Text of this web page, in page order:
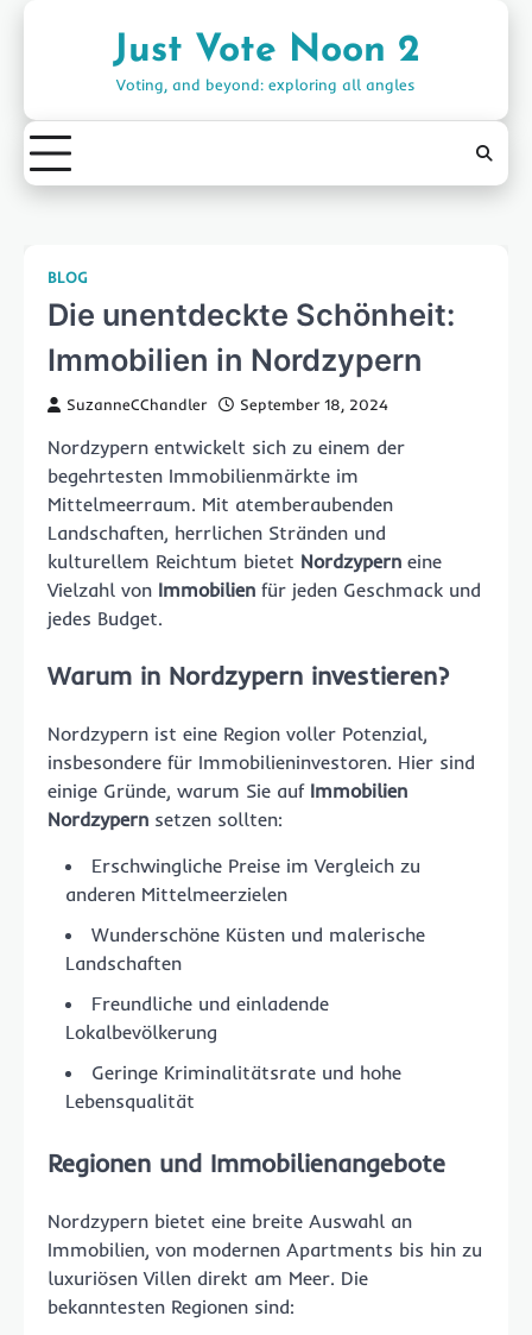
Just Vote Noon 2
Voting, and beyond: exploring all angles
BLOG
Die unentdeckte Schönheit:
Immobilien in Nordzypern
SuzanneCChandler September 18, 2024
Nordzypern entwickelt sich zu einem der
begehrtesten Immobilienmärkte im
Mittelmeerraum. Mit atemberaubenden
Landschaften, herrlichen Stränden und
kulturellem Reichtum bietet Nordzypern eine
Vielzahl von Immobilien für jeden Geschmack und
jedes Budget.
Warum in Nordzypern investieren?
Nordzypern ist eine Region voller Potenzial,
insbesondere für Immobilieninvestoren. Hier sind
einige Gründe, warum Sie auf Immobilien
Nordzypern setzen sollten:
Erschwingliche Preise im Vergleich zu
anderen Mittelmeerzielen
Wunderschöne Küsten und malerische
Landschaften
Freundliche und einladende
Lokalbevölkerung
Geringe Kriminalitätsrate und hohe
Lebensqualität
Regionen und Immobilienangebote
Nordzypern bietet eine breite Auswahl an
Immobilien, von modernen Apartments bis hin zu
luxuriösen Villen direkt am Meer. Die
bekanntesten Regionen sind: